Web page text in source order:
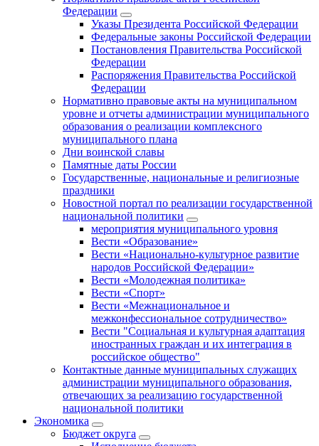
Федерации
Указы Президента Российской Федерации
Федеральные законы Российской Федерации
Постановления Правительства Российской
Федерации
Распоряжения Правительства Российской
Федерации
Нормативно правовые акты на муниципальном
уровне и отчеты администрации муниципального
образования о реализации комплексного
муниципального плана
Дни воинской славы
Памятные даты России
Государственные, национальные и религиозные
праздники
Новостной портал по реализации государственной
национальной политики
мероприятия муниципального уровня
Вести «Образование»
Вести «Национально-культурное развитие
народов Российской Федерации»
Вести «Молодежная политика»
Вести «Спорт»
Вести «Межнациональное и
межконфессиональное сотрудничество»
Вести "Социальная и культурная адаптация
иностранных граждан и их интеграция в
российское общество"
Контактные данные муниципальных служащих
администрации муниципального образования,
отвечающих за реализацию государственной
национальной политики
Экономика
Бюджет округa